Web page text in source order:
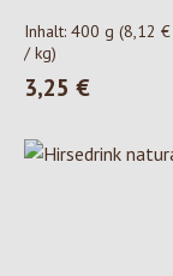
Inhalt: 400 g (8,12 €
/ kg)
Regulärer Preis:
3,25 €